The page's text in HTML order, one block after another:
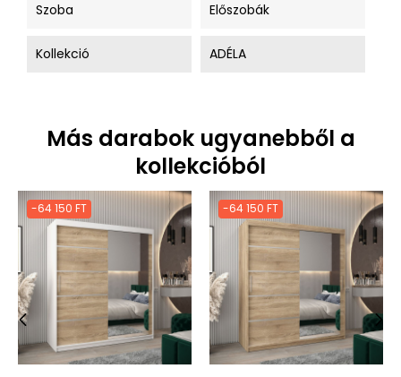
Szoba Előszobák
Kollekció ADÉLA
Más darabok ugyanebből a
kollekcióból
-64 150 FT -64 150 FT
‹